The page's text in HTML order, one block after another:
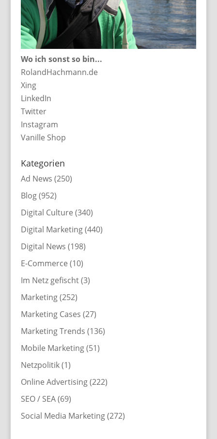
Wo ich sonst so bin...
RolandHachmann.de
Xing
LinkedIn
Twitter
Instagram
Vanille Shop
Kategorien
Ad News (250)
Blog(952)
Digital Culture (340)
Digital Marketing(440)
Digital News (198)
E-Commerce (10)
Im Netz gefischt(3)
Marketing(252)
Marketing Cases (27)
Marketing Trends (136)
Mobile Marketing(51)
Netzpolitik(1)
Online Advertising(222)
SEO / SEA(69)
Social Media Marketing(272)